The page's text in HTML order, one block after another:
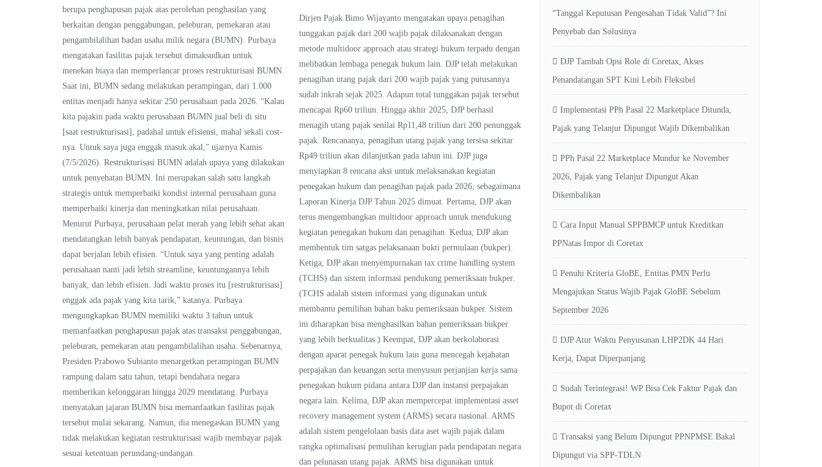
berupa penghapusan pajak atas perolehan penghasilan yang
berkaitan dengan penggabungan, peleburan, pemekaran atau
pengambilalihan badan usaha milik negara (BUMN). Purbaya
mengatakan fasilitas pajak tersebut dimaksudkan untuk
menekan biaya dan memperlancar proses restrukturisasi BUMN.
Saat ini, BUMN sedang melakukan perampingan, dari 1.000
entitas menjadi hanya sekitar 250 perusahaan pada 2026. “Kalau
kita pajakin pada waktu perusahaan BUMN jual beli di situ
[saat restrukturisasi], padahal untuk efisiensi, mahal sekali cost-
nya. Untuk saya juga enggak masuk akal,” ujarnya Kamis
(7/5/2026). Restrukturisasi BUMN adalah upaya yang dilakukan
untuk penyehatan BUMN. Ini merupakan salah satu langkah
strategis untuk memperbaiki kondisi internal perusahaan guna
memperbaiki kinerja dan meningkatkan nilai perusahaan.
Menurut Purbaya, perusahaan pelat merah yang lebih sehat akan
mendatangkan lebih banyak pendapatan, keuntungan, dan bisnis
dapat berjalan lebih efisien. “Untuk saya yang penting adalah
perusahaan nanti jadi lebih streamline, keuntungannya lebih
banyak, dan lebih efisien. Jadi waktu proses itu [restrukturisasi]
enggak ada pajak yang kita tarik,” katanya. Purbaya
mengungkapkan BUMN memiliki waktu 3 tahun untuk
memanfaatkan penghapusan pajak atas transaksi penggabungan,
peleburan, pemekaran atau pengambilalihan usaha. Sebenarnya,
Presiden Prabowo Subianto menargetkan perampingan BUMN
rampung dalam satu tahun, tetapi bendahara negara
memberikan kelonggaran hingga 2029 mendatang. Purbaya
menyatakan jajaran BUMN bisa memanfaatkan fasilitas pajak
tersebut mulai sekarang. Namun, dia menegaskan BUMN yang
tidak melakukan kegiatan restrukturisasi wajib membayar pajak
sesuai ketentuan perundang-undangan.
Dirjen Pajak Bimo Wijayanto mengatakan upaya penagihan
tunggakan pajak dari 200 wajib pajak dilaksanakan dengan
metode multidoor approach atau strategi hukum terpadu dengan
melibatkan lembaga penegak hukum lain. DJP telah melakukan
penagihan utang pajak dari 200 wajib pajak yang putusannya
sudah inkrah sejak 2025. Adapun total tunggakan pajak tersebut
mencapai Rp60 triliun. Hingga akhir 2025, DJP berhasil
menagih utang pajak senilai Rp11,48 triliun dari 200 penunggak
pajak. Rencananya, penagihan utang pajak yang tersisa sekitar
Rp49 triliun akan dilanjutkan pada tahun ini. DJP juga
menyiapkan 8 rencana aksi untuk melaksanakan kegiatan
penegakan hukum dan penagihan pajak pada 2026, sebagaimana
Laporan Kinerja DJP Tahun 2025 dimuat. Pertama, DJP akan
terus mengembangkan multidoor approach untuk mendukung
kegiatan penegakan hukum dan penagihan. Kedua, DJP akan
membentuk tim satgas pelaksanaan bukti permulaan (bukper).
Ketiga, DJP akan menyempurnakan tax crime handling system
(TCHS) dan sistem informasi pendukung pemeriksaan bukper.
(TCHS adalah sistem informasi yang digunakan untuk
membantu pemilihan bahan baku pemeriksaan bukper. Sistem
ini diharapkan bisa menghasilkan bahan pemeriksaan bukper
yang lebih berkualitas.) Keempat, DJP akan berkolaborasi
dengan aparat penegak hukum lain guna mencegah kejahatan
perpajakan dan keuangan serta menyusun perjanjian kerja sama
penegakan hukum pidana antara DJP dan instansi perpajakan
negara lain. Kelima, DJP akan mempercepat implementasi asset
recovery management system (ARMS) secara nasional. ARMS
adalah sistem pengelolaan basis data aset wajib pajak dalam
rangka optimalisasi pemulihan kerugian pada pendapatan negara
dan pelunasan utang pajak. ARMS bisa digunakan untuk
“Tanggal Keputusan Pengesahan Tidak Valid”? Ini
Penyebab dan Solusinya
DJP Tambah Opsi Role di Coretax, Akses
Penandatangan SPT Kini Lebih Fleksibel
Implementasi PPh Pasal 22 Marketplace Ditunda,
Pajak yang Telanjur Dipungut Wajib Dikembalikan
PPh Pasal 22 Marketplace Mundur ke November
2026, Pajak yang Telanjur Dipungut Akan
Dikembalikan
Cara Input Manual SPPBMCP untuk Kreditkan
PPNatas Impor di Coretax
Penuhi Kriteria GloBE, Entitas PMN Perlu
Mengajukan Status Wajib Pajak GloBE Sebelum
September 2026
DJP Atur Waktu Penyusunan LHP2DK 44 Hari
Kerja, Dapat Diperpanjang
Sudah Terintegrasi! WP Bisa Cek Faktur Pajak dan
Bupot di Coretax
Transaksi yang Belum Dipungut PPNPMSE Bakal
Dipungut via SPP-TDLN